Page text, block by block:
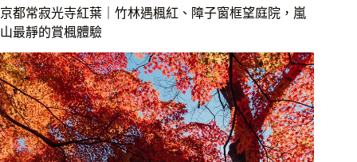
地
圖
｜
羅
賓
親
拍
20+
拍
照
京都常寂光寺紅葉｜竹林遇楓紅、障子窗框望庭院，嵐
山最靜的賞楓體驗